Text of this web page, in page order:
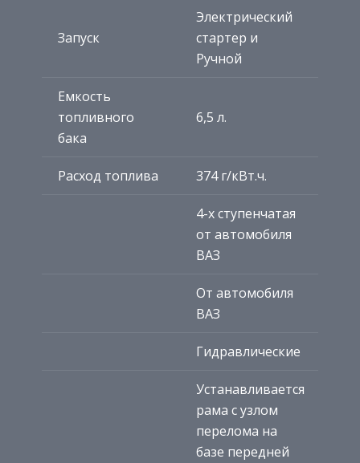
Запуск
Электрический
стартер и
Ручной
Емкость
топливного
бака
6,5 л.
Расход топлива 374 г/кВт.ч.
4-х ступенчатая
от автомобиля
ВАЗ
От автомобиля
ВАЗ
Гидравлические
Устанавливается
рама с узлом
перелома на
базе передней